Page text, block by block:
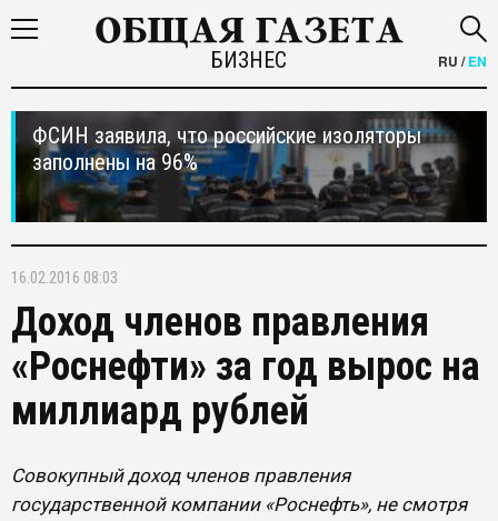
БИЗНЕС RU /EN
ФСИН заявила, что российские изоляторы
заполнены на 96%
16.02.2016 08:03
Доход членов правления
«Роснефти» за год вырос на
миллиард рублей
Совокупный доход членов правления
государственной компании «Роснефть», не смотря